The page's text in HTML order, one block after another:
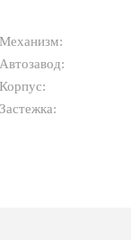
Механизм:
Автозавод:
Корпус:
Застежка: